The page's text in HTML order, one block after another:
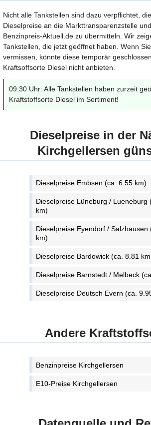
Nicht alle Tankstellen sind dazu verpflichtet,
Dieselpreise an die Markttransparenzstelle
Benzinpreis-Aktuell.de zu übermitteln. Wir
Tankstellen, die jetzt geöffnet haben. Wenn
vermissen, könnte diese temporär
Kraftsoffsorte Diesel nicht anbieten.
09:30 Uhr: Alle Tankstellen haben zurzeit
Kraftstoffsorte Diesel im Sortiment!
Dieselpreise in der
Kirchgellersen
Dieselpreise Embsen (ca. 6.55 km)
Dieselpreise Lüneburg / Lueneburg
km)
Dieselpreise Eyendorf / Salzhausen
km)
Dieselpreise Bardowick (ca. 8.81
Dieselpreise Barnstedt / Melbeck
Dieselpreise Deutsch Evern (ca.
Andere
Benzinpreise Kirchgellersen
E10-Preise Kirchgellersen